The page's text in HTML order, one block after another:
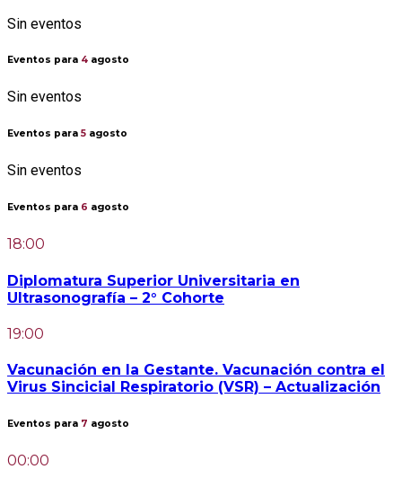
Sin eventos
Eventos para 4 agosto
Sin eventos
Eventos para 5 agosto
Sin eventos
Eventos para 6 agosto
18:00
Diplomatura Superior Universitaria en
Ultrasonografía – 2° Cohorte
19:00
Vacunación en la Gestante. Vacunación contra el
Virus Sincicial Respiratorio (VSR) – Actualización
Eventos para 7 agosto
00:00